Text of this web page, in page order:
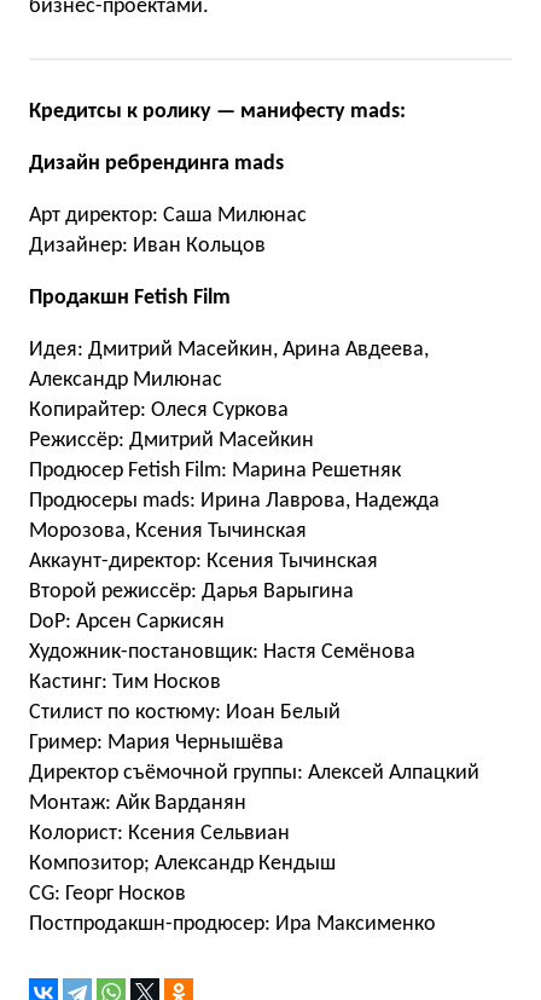
бизнес-проектами.
Кредитсы к ролику — манифесту mads:
Дизайн ребрендинга mads
Арт директор: Саша Милюнас
Дизайнер: Иван Кольцов
Продакшн Fetish Film
Идея: Дмитрий Масейкин, Арина Авдеева,
Александр Милюнас
Копирайтер: Олеся Суркова
Режиссёр: Дмитрий Масейкин
Продюсер Fetish Film: Марина Решетняк
Продюсеры mads: Ирина Лаврова, Надежда
Морозова, Ксения Тычинская
Аккаунт-директор: Ксения Тычинская
Второй режиссёр: Дарья Варыгина
DoP: Арсен Саркисян
Художник-постановщик: Настя Семёнова
Кастинг: Тим Носков
Стилист по костюму: Иоан Белый
Гример: Мария Чернышёва
Директор съёмочной группы: Алексей Алпацкий
Монтаж: Айк Варданян
Колорист: Ксения Сельвиан
Композитор; Александр Кендыш
CG: Георг Носков
Постпродакшн-продюсер: Ира Максименко